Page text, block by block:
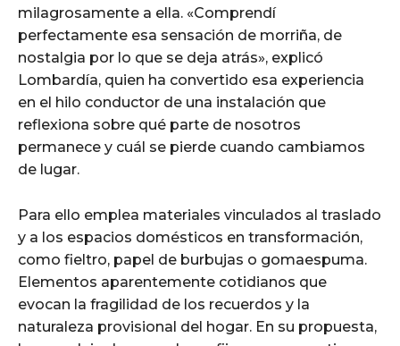
milagrosamente a ella. «Comprendí
perfectamente esa sensación de morriña, de
nostalgia por lo que se deja atrás», explicó
Lombardía, quien ha convertido esa experiencia
en el hilo conductor de una instalación que
reflexiona sobre qué parte de nosotros
permanece y cuál se pierde cuando cambiamos
de lugar.
Para ello emplea materiales vinculados al traslado
y a los espacios domésticos en transformación,
como fieltro, papel de burbujas o gomaespuma.
Elementos aparentemente cotidianos que
evocan la fragilidad de los recuerdos y la
naturaleza provisional del hogar. En su propuesta,